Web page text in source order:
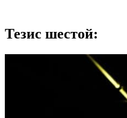
Тезис шестой: